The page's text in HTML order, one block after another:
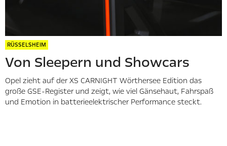
RÜSSELSHEIM
Von Sleepern und Showcars
Opel zieht auf der XS CARNIGHT Wörthersee Edition das
große GSE-Register und zeigt, wie viel Gänsehaut, Fahrspaß
und Emotion in batterieelektrischer Performance steckt.